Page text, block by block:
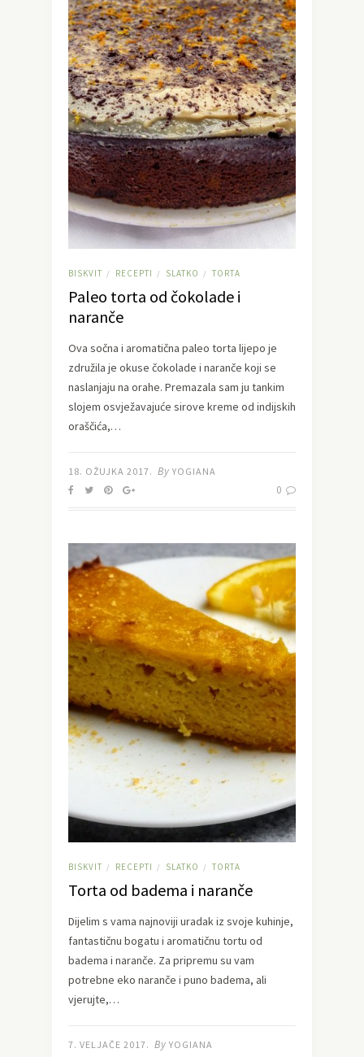
BISKVIT / RECEPTI / SLATKO / TORTA
Paleo torta od čokolade i
naranče
Ova sočna i aromatična paleo torta lijepo je
združila je okuse čokolade i naranče koji se
naslanjaju na orahe. Premazala sam ju tankim
slojem osvježavajuće sirove kreme od indijskih
oraščića,…
18. OŽUJKA 2017. By YOGIANA
0
BISKVIT / RECEPTI / SLATKO / TORTA
Torta od badema i naranče
Dijelim s vama najnoviji uradak iz svoje kuhinje,
fantastičnu bogatu i aromatičnu tortu od
badema i naranče. Za pripremu su vam
potrebne eko naranče i puno badema, ali
vjerujte,…
7. VELJAČE 2017. By YOGIANA